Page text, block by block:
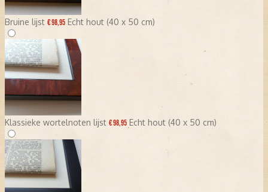
Bruine lijst € 98,95 Echt hout (40 x 50 cm)
Klassieke wortelnoten lijst € 98,95 Echt hout (40 x 50 cm)